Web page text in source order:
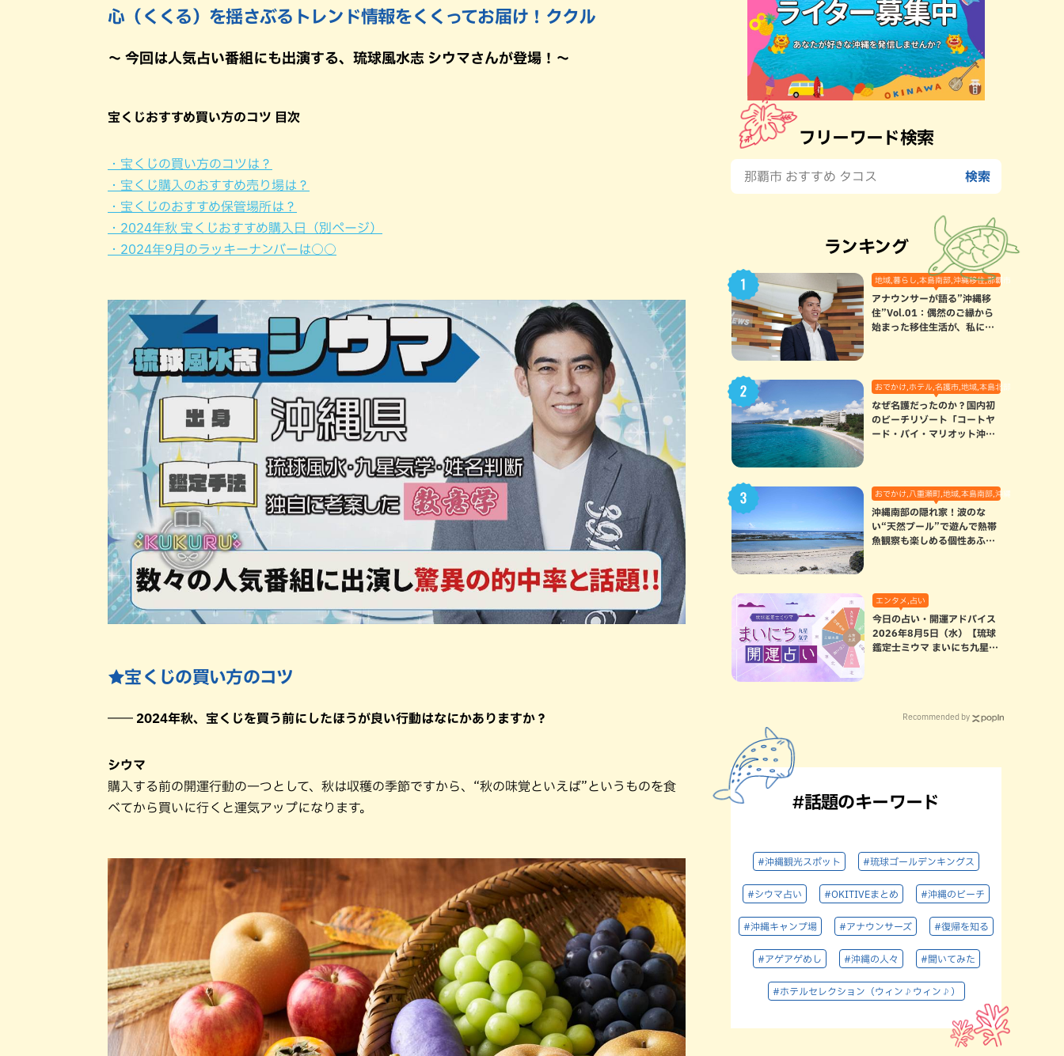
心（くくる）を揺さぶるトレンド情報をくくってお届け！ククル
～ 今回は人気占い番組にも出演する、琉球風水志 シウマさんが登場！～
宝くじおすすめ買い方のコツ 目次
・宝くじの買い方のコツは？
・宝くじ購入のおすすめ売り場は？
・宝くじのおすすめ保管場所は？
・2024年秋 宝くじおすすめ購入日（別ページ）
・2024年9月のラッキーナンバーは○○
★宝くじの買い方のコツ
―― 2024年秋、宝くじを買う前にしたほうが良い行動はなにかありますか？
シウマ
購入する前の開運行動の一つとして、秋は収穫の季節ですから、“秋の味覚といえば”というものを食
べてから買いに行くと運気アップになります。
フリーワード検索
ランキング
地域,暮らし,本島南部,沖縄移住,那覇市
アナウンサーが語る”沖縄移
住”Vol.01：偶然のご縁から
始まった移住生活が、私にと
おでかけ,ホテル,名護市,地域,本島北部
なぜ名護だったのか？国内初
のビーチリゾート「コートヤ
ード・バイ・マリオット沖縄
おでかけ,八重瀬町,地域,本島南部,沖縄の海,自然
沖縄南部の隠れ家！波のな
い“天然プール”で遊んで熱帯
魚観察も楽しめる個性あふれ
エンタメ,占い
今日の占い・開運アドバイス
2026年8月5日（水）【琉球
鑑定士ミウマ まいにち九星気
Recommended by
#話題のキーワード
#沖縄観光スポット #琉球ゴールデンキングス
#シウマ占い #OKITIVEまとめ #沖縄のビーチ
#沖縄キャンプ場 #アナウンサーズ #復帰を知る
#アゲアゲめし #沖縄の人々 #聞いてみた
#ホテルセレクション（ウィン♪ウィン♪）